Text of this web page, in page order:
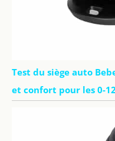
Test du siège auto
et confort pour les 0-